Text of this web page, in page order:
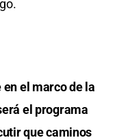
en el marco de la
el programa
que caminos